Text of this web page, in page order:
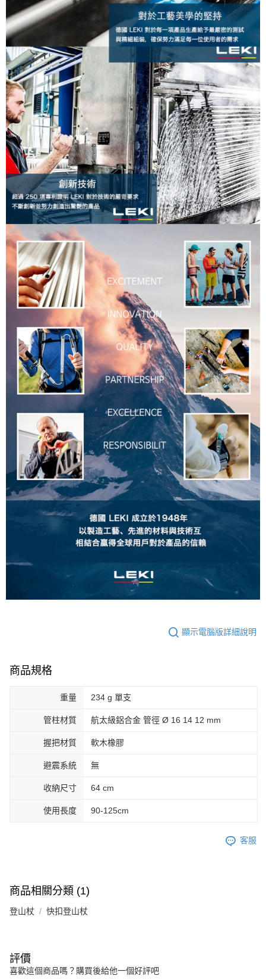
顯示電腦版詳細說明
商品規格
重量 234 g 單支
管柱材質 航太級鋁合金 管徑 Ø 16 14 12 mm
握把材質 軟木橡膠
避震系統 無
收納尺寸 64 cm
使用長度 90-125cm
客服
商品相關分類 (1)
登山杖 快扣登山杖
評價
喜歡這個商品嗎？購買後給他一個好評吧